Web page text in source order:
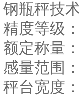
钢瓶秤技
精度等级
额定称量
感量范围
秤台宽度